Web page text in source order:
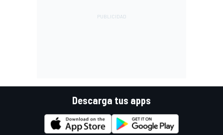
Descarga tus apps